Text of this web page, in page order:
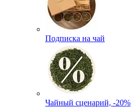
Подписка на чай
Чайный сценарий, -20%